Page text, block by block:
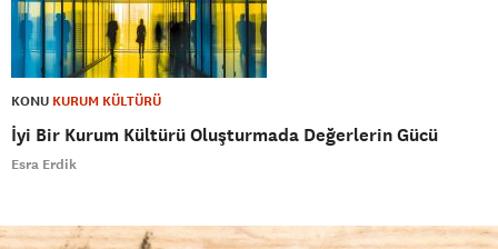
KONU KURUM KÜLTÜRÜ
İyi Bir Kurum Kültürü Oluşturmada Değerlerin Gücü
Esra Erdik